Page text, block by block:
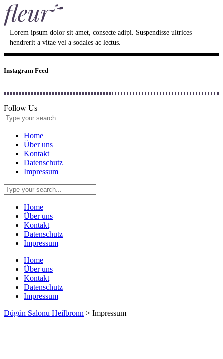
Lorem ipsum dolor sit amet, consecte adipi. Suspendisse ultrices
hendrerit a vitae vel a sodales ac lectus.
Instagram Feed
Follow Us
Home
Über uns
Kontakt
Datenschutz
Impressum
Home
Über uns
Kontakt
Datenschutz
Impressum
Home
Über uns
Kontakt
Datenschutz
Impressum
Dügün Salonu Heilbronn > Impressum